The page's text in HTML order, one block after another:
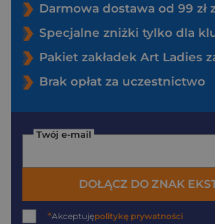
Darmowa dostawa od 99 zł
Specjalne zniżki tylko dla
Pakiet zakładek Art Ladies
Brak opłat za uczestnictwo
Twój e-mail
DOŁĄCZ DO ZNAK
*Akceptujępolitykę prywatności